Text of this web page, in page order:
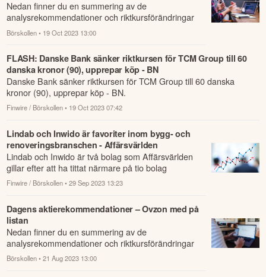
Nedan finner du en summering av de
analysrekommendationer och riktkursförändringar
som har rapporterats om idag den 19 oktober.
Börskollen • 19 Oct 2023 13:00
FLASH: Danske Bank sänker riktkursen för TCM Group till 60
danska kronor (90), upprepar köp - BN
Danske Bank sänker riktkursen för TCM Group till 60 danska
kronor (90), upprepar köp - BN.
Finwire / Börskollen • 19 Oct 2023 07:42
Lindab och Inwido är favoriter inom bygg- och
renoveringsbranschen - Affärsvärlden
Lindab och Inwido är två bolag som Affärsvärlden
gillar efter att ha tittat närmare på tio bolag
exponerade mot bygg- och renoveringsbransch...
Finwire / Börskollen • 29 Sep 2023 13:23
Dagens aktierekommendationer – Ovzon med på
listan
Nedan finner du en summering av de
analysrekommendationer och riktkursförändringar
som har rapporterats om idag den 21 augusti.
Börskollen • 21 Aug 2023 13:00